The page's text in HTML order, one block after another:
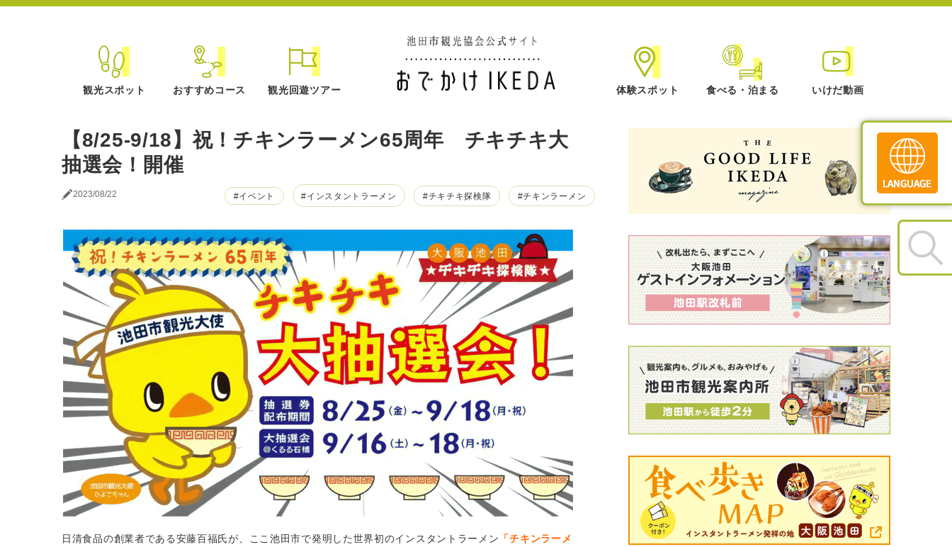
観光スポット おすすめコース 観光回遊ツアー 体験スポット 食べる・泊まる いけだ動画
【8/25-9/18】祝！チキンラーメン65周年 チキチキ大
抽選会！開催
2023/08/22 #イベント #インスタントラーメン #チキチキ探検隊 #チキンラーメン
日清食品の創業者である安藤百福氏が、ここ池田市で発明した世界初のインスタントラーメン 「チキンラーメ
Translate
»